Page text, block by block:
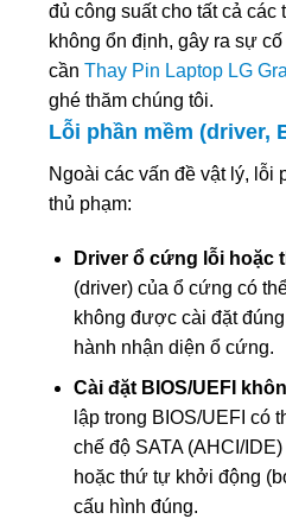
đủ công suất cho tất cả các
không ổn định, gây ra sự
cần Thay Pin Laptop LG
ghé thăm chúng tôi.
Lỗi phần mềm (driver,
Ngoài các vấn đề vật lý, lỗi
thủ phạm:
Driver ổ cứng lỗi hoặc
(driver) của ổ cứng có
không được cài đặt
hành nhận diện ổ cứng.
Cài đặt BIOS/UEFI
lập trong BIOS/UEFI có
chế độ SATA (AHCI/
hoặc thứ tự khởi động
cấu hình đúng.